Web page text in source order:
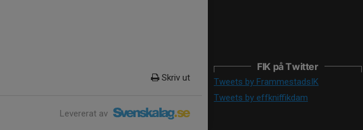
Skriv ut
Levererat av
FIK på Twitter
Tweets by FrammestadsIK
Tweets by effkniffikdam